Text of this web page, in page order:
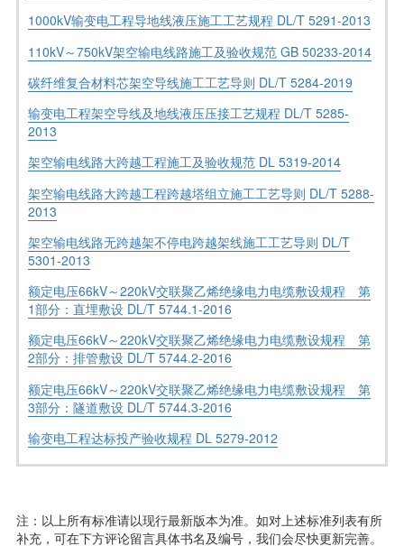
1000kV输变电工程导地线液压施工工艺规程 DL/T 5291-2013
110kV～750kV架空输电线路施工及验收规范 GB 50233-2014
碳纤维复合材料芯架空导线施工工艺导则 DL/T 5284-2019
输变电工程架空导线及地线液压压接工艺规程 DL/T 5285-
2013
架空输电线路大跨越工程施工及验收规范 DL 5319-2014
架空输电线路大跨越工程跨越塔组立施工工艺导则 DL/T 5288-
2013
架空输电线路无跨越架不停电跨越架线施工工艺导则 DL/T
5301-2013
额定电压66kV～220kV交联聚乙烯绝缘电力电缆敷设规程 第
1部分：直埋敷设 DL/T 5744.1-2016
额定电压66kV～220kV交联聚乙烯绝缘电力电缆敷设规程 第
2部分：排管敷设 DL/T 5744.2-2016
额定电压66kV～220kV交联聚乙烯绝缘电力电缆敷设规程 第
3部分：隧道敷设 DL/T 5744.3-2016
输变电工程达标投产验收规程 DL 5279-2012
注：以上所有标准请以现行最新版本为准。如对上述标准列表有所
补充，可在下方评论留言具体书名及编号，我们会尽快更新完善。